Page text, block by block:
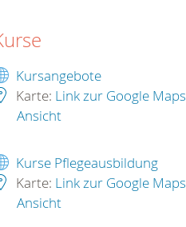
Kursangebote
Karte: Link zur Google Maps
Ansicht
Kurse Pflegeausbildung
Karte: Link zur Google Maps
Ansicht